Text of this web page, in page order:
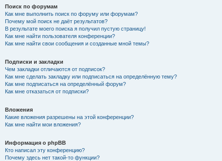
Поиск по форумам
Как мне выполнить поиск по форуму или форумам?
Почему мой поиск не даёт результатов?
В результате моего поиска я получил пустую страницу!
Как мне найти пользователя конференции?
Как мне найти свои сообщения и созданные мной темы?
Подписки и закладки
Чем закладки отличаются от подписок?
Как мне сделать закладку или подписаться на определённую тему?
Как мне подписаться на определённый форум?
Как мне отказаться от подписки?
Вложения
Какие вложения разрешены на этой конференции?
Как мне найти мои вложения?
Информация о phpBB
Кто написал эту конференцию?
Почему здесь нет такой-то функции?